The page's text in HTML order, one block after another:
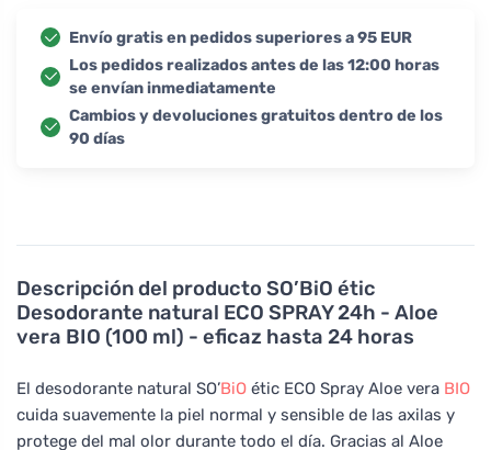
Descripción del producto SO’BiO étic
Desodorante natural ECO SPRAY 24h - Aloe
vera BIO (100 ml) - eficaz hasta 24 horas
El desodorante natural SO’BiO étic ECO Spray Aloe vera BIO
cuida suavemente la piel normal y sensible de las axilas y
protege del mal olor durante todo el día. Gracias al Aloe
Envío gratis en pedidos superiores a 95 EUR
Los pedidos realizados antes de las 12:00 horas
se envían inmediatamente
Cambios y devoluciones gratuitos dentro de los
90 días